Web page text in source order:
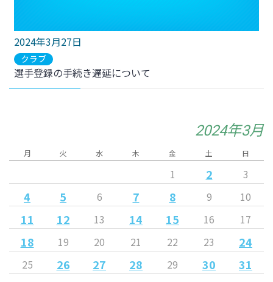
2024年3月27日
クラブ
選手登録の手続き遅延について
2024年3月
月 火 水 木 金 土 日
1 2 3
4 5 6 7 8 9 10
11 12 13 14 15 16 17
18 19 20 21 22 23 24
25 26 27 28 29 30 31